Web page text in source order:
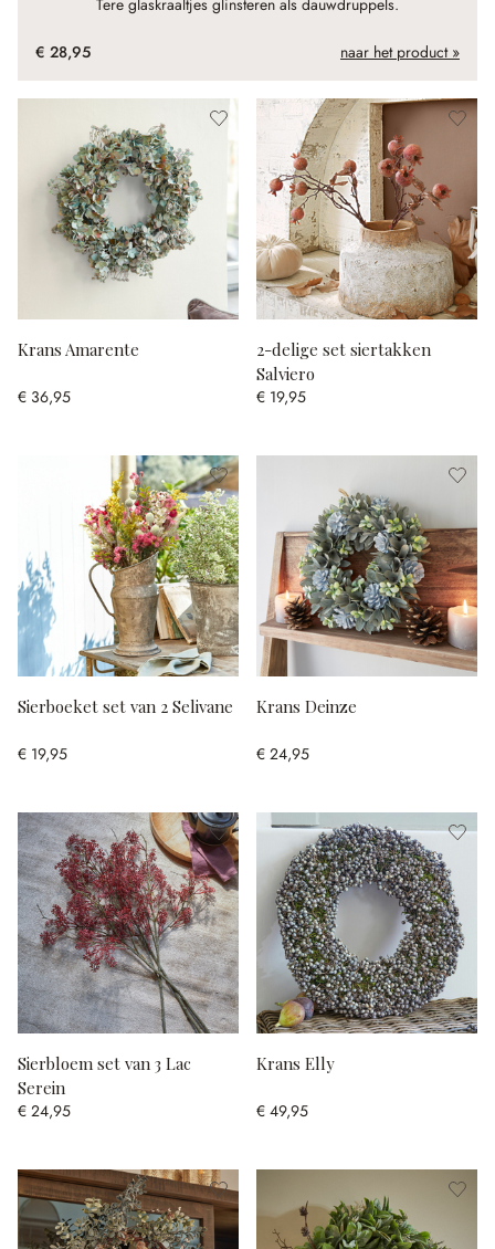
Tere glaskraaltjes glinsteren als dauwdruppels.
€ 28,95 naar het product »
Krans Amarente
€ 36,95
2-delige set siertakken
Salviero
€ 19,95
Sierboeket set van 2 Selivane
€ 19,95
Krans Deinze
€ 24,95
Sierbloem set van 3 Lac
Serein
€ 24,95
Krans Elly
€ 49,95